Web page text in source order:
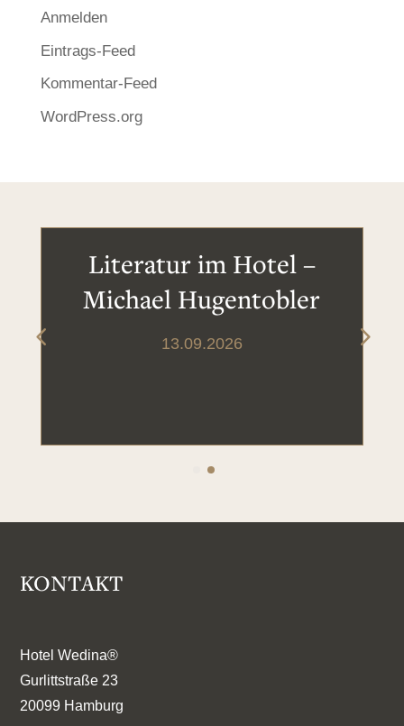
Anmelden
Eintrags-Feed
Kommentar-Feed
WordPress.org
Literatur im Hotel –
Michael Hugentobler
13.09.2026
KONTAKT
Hotel Wedina®
Gurlittstraße 23
20099 Hamburg